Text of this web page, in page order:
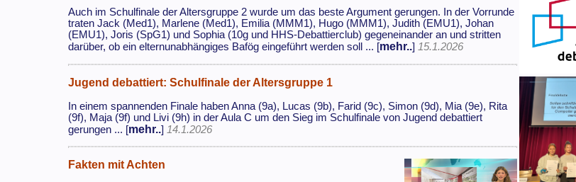
Auch im Schulfinale der Altersgruppe 2 wurde um das beste Argument gerungen. In der Vorrunde
traten Jack (Med1), Marlene (Med1), Emilia (MMM1), Hugo (MMM1), Judith (EMU1), Johan
(EMU1), Joris (SpG1) und Sophia (10g und HHS-Debattierclub) gegeneinander an und stritten
darüber, ob ein elternunabhängiges Bafög eingeführt werden soll ... [mehr..] 15.1.2026
Jugend debattiert: Schulfinale der Altersgruppe 1
In einem spannenden Finale haben Anna (9a), Lucas (9b), Farid (9c), Simon (9d), Mia (9e), Rita
(9f), Maja (9f) und Livi (9h) in der Aula C um den Sieg im Schulfinale von Jugend debattiert
gerungen ... [mehr..] 14.1.2026
Fakten mit Achten